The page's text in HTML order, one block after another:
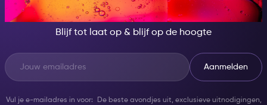
GROOTS!
Blijf tot laat op & blijf op de hoogte
Aanmelden
Vul je e-mailadres in voor: De beste avondjes uit, exclusieve uitnodigingen,